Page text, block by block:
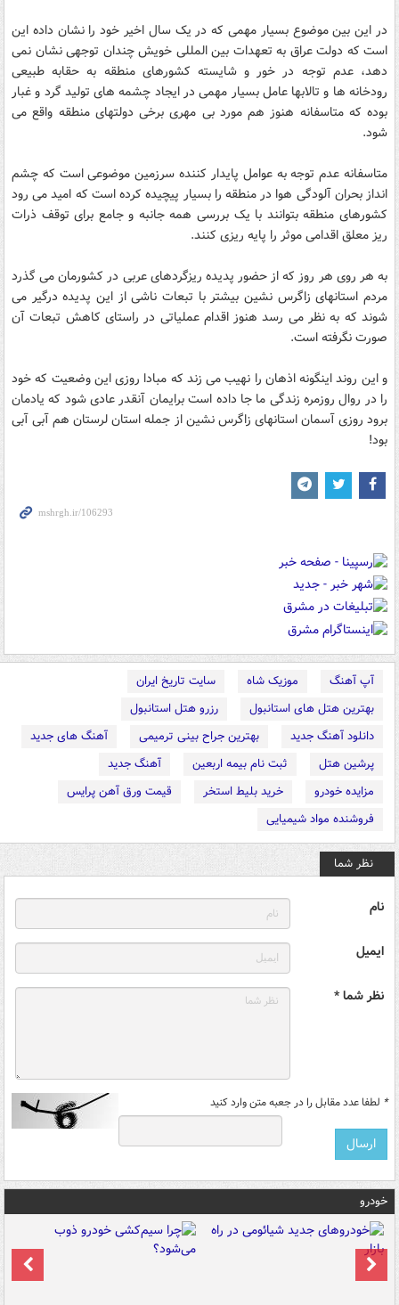
در این بین موضوع بسیار مهمی که در یک سال اخیر خود را نشان داده این
است که دولت عراق به تعهدات بین المللی خویش چندان توجهی نشان نمی
دهد، عدم توجه در خور و شایسته کشورهای منطقه به حقابه طبیعی
رودخانه ها و تالابها عامل بسیار مهمی در ایجاد چشمه های تولید گرد و غبار
بوده که متاسفانه هنوز هم مورد بی مهری برخی دولتهای منطقه واقع می
شود.
متاسفانه عدم توجه به عوامل پایدار کننده سرزمین موضوعی است که چشم
انداز بحران آلودگی هوا در منطقه را بسیار پیچیده کرده است که امید می رود
کشورهای منطقه بتوانند با یک بررسی همه جانبه و جامع برای توقف ذرات
ریز معلق اقدامی موثر را پایه ریزی کنند.
به هر روی هر روز که از حضور پدیده ریزگردهای عربی در کشورمان می گذرد
مردم استانهای زاگرس نشین بیشتر با تبعات ناشی از این پدیده درگیر می
شوند که به نظر می رسد هنوز اقدام عملیاتی در راستای کاهش تبعات آن
صورت نگرفته است.
و این روند اینگونه اذهان را نهیب می زند که مبادا روزی این وضعیت که خود
را در روال روزمره زندگی ما جا داده است برایمان آنقدر عادی شود که یادمان
برود روزی آسمان استانهای زاگرس نشین از جمله استان لرستان هم آبی آبی
بود!
آپ آهنگ موزیک شاه
سایت تاریخ ایران
بهترین هتل های استانبول
رزرو هتل استانبول
دانلود آهنگ جدید
بهترین جراح بینی ترمیمی
آهنگ های جدید
پرشین هتل
ثبت نام بیمه اربعین
آهنگ جدید
مزایده خودرو
خرید بلیط استخر
قیمت ورق آهن پرایس
فروشنده مواد شیمیایی
نظر شما
نام
ایمیل
نظر شما *
* لطفا عدد مقابل را در جعبه متن وارد کنید
خودرو